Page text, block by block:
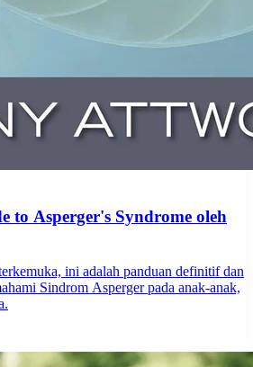
to Asperger's Syndrome oleh
ini adalah panduan definitif dan
Sindrom Asperger pada anak-anak,